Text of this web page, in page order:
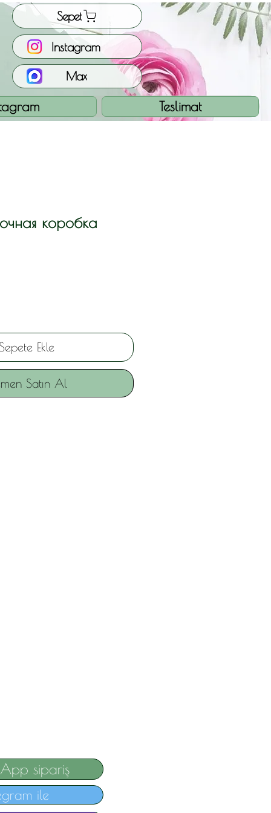
Sepet
Max
Teslimat
Instagram
коробка
Ekle
Satın Al
sipariş
ile